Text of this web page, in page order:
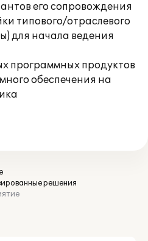
его сопровождения
типового/отраслевого
для начала ведения
программных продуктов
обеспечения на
решения